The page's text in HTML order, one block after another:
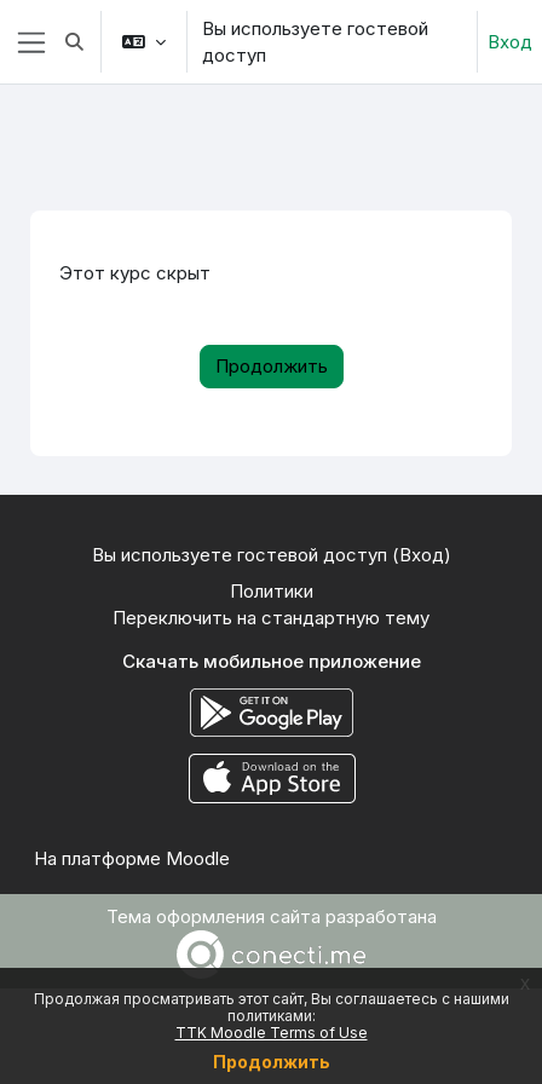
Перейти к основному содержанию
Продолжая просматривать этот сайт, Вы соглашаетесь с нашими
политиками:
TTK Moodle Terms of Use
Продолжить
x
Боковая панель
Изменить данные поисковой строки
Вы используете гостевой
доступ
Вход
Этот курс скрыт
Продолжить
Вы используете гостевой доступ (Вход)
Политики
Переключить на стандартную тему
Скачать мобильное приложение
На платформе Moodle
Тема оформления сайта разработана